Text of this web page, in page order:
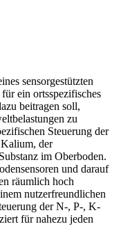
sensorgestützten
ein ortsspezifisches
beitragen soll,
zu
Steuerung der
der
im Oberboden.
und darauf
räumlich hoch
nutzerfreundlichen
der N-, P-, K-
für nahezu jeden